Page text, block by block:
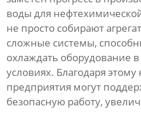
воды для
не просто собирают
сложные системы,
охлаждать оборудование
условиях. Благодаря
предприятия могут
безопасную работу,